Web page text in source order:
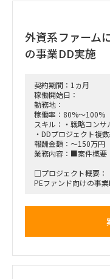
初期のキャラクター
□作業内容：
・新規オリジナルキ
発業務全般
・トレンドに基づき企
・イラストレーター／
ー制作ディレクション
・社内メンバーおよび
・パートナーとの連携
※イメージするキャラ
以下のような、オリジ
https://estherbunny.jp/
https://
■働き方：基本リモ
外資系ファーム
の事業DD実施
契約期間：1ヵ月
稼働開始日：
勤務地：
稼働率：80%～100%
スキル：・戦略コン
・DDプロジェクト複
報酬金額：～150万円
業務内容：■案件概要
□プロジェクト概要：
PEファンド向けの事